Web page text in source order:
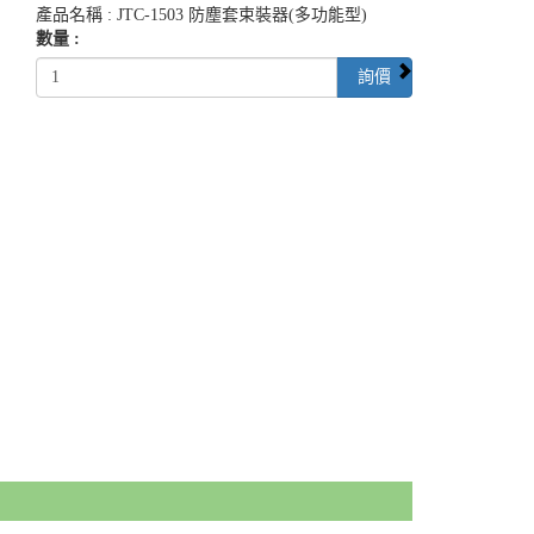
產品名稱 : JTC-1503 防塵套束裝器(多功能型)
數量 :
詢價